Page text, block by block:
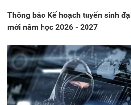
Thông báo Kế hoạch tuyển sinh
mới năm học 2026 - 2027